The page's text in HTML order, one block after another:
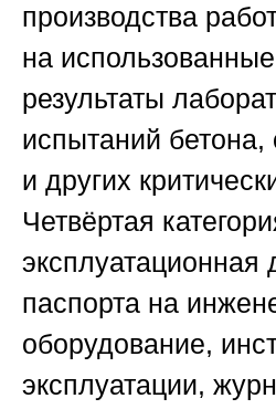
производства
на
результаты
испытаний
и других
Четвёртая
эксплуатационная
паспорта на
оборудование,
эксплуатации,